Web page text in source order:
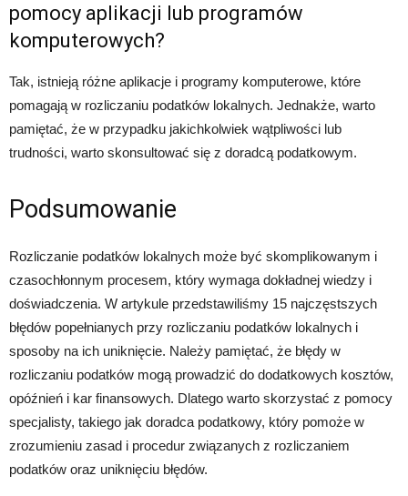
pomocy aplikacji lub programów
komputerowych?
Tak, istnieją różne aplikacje i programy komputerowe, które
pomagają w rozliczaniu podatków lokalnych. Jednakże, warto
pamiętać, że w przypadku jakichkolwiek wątpliwości lub
trudności, warto skonsultować się z doradcą podatkowym.
Podsumowanie
Rozliczanie podatków lokalnych może być skomplikowanym i
czasochłonnym procesem, który wymaga dokładnej wiedzy i
doświadczenia. W artykule przedstawiliśmy 15 najczęstszych
błędów popełnianych przy rozliczaniu podatków lokalnych i
sposoby na ich uniknięcie. Należy pamiętać, że błędy w
rozliczaniu podatków mogą prowadzić do dodatkowych kosztów,
opóźnień i kar finansowych. Dlatego warto skorzystać z pomocy
specjalisty, takiego jak doradca podatkowy, który pomoże w
zrozumieniu zasad i procedur związanych z rozliczaniem
podatków oraz uniknięciu błędów.